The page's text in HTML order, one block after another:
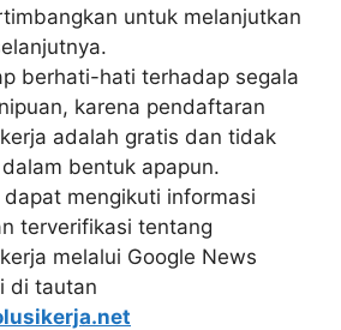
untuk melanjutkan
berhati-hati terhadap segala
karena pendaftaran
adalah gratis dan tidak
bentuk apapun.
mengikuti informasi
terverifikasi tentang
melalui Google News
di tautan